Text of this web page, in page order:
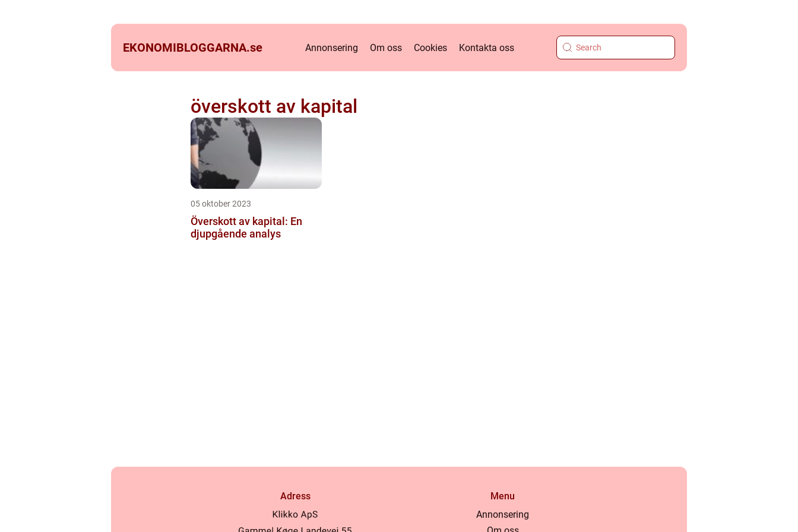
EKONOMIBLOGGARNA.se Annonsering Om oss Cookies Kontakta oss
överskott av kapital
05 oktober 2023
Överskott av kapital: En
djupgående analys
Adress
Menu
Annonsering